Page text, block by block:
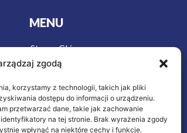
zgodą
korzystamy z technologii, takich jak pliki
dostępu do informacji o urządzeniu.
przetwarzać dane, takie jak zachowanie
na tej stronie. Brak wyrażenia zgody
wpłynąć na niektóre cechy i funkcje.
MENU
Strona Główna
Wycieczki
O nas
Kontakt